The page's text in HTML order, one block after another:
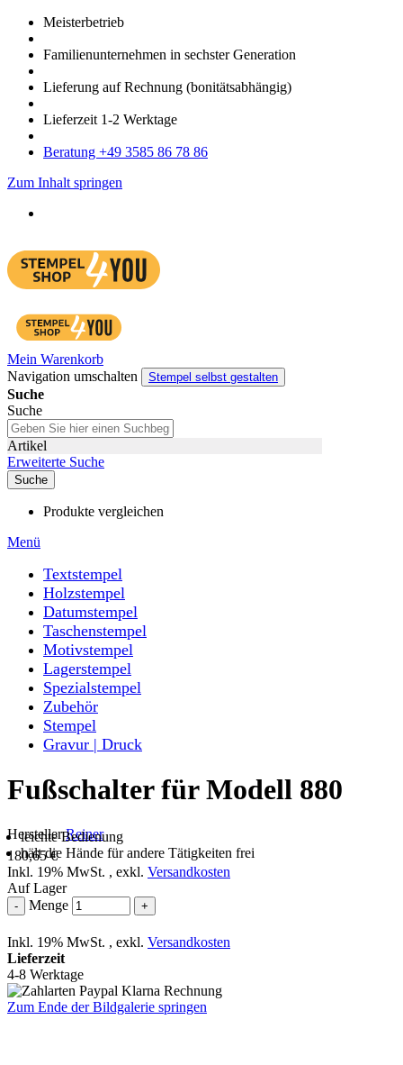
Meister­betrieb
Familien­unter­nehmen in sechster Gene­ration
Lieferung auf Rech­nung (bonitätsabhängig)
Liefer­zeit 1-2 Werk­tage
Bera­tung +49 3585 86 78 86
Zum Inhalt springen
Mein Warenkorb
Navigation umschalten
Stempel selbst gestalten
Suche
Suche
Artikel
Erweiterte Suche
Suche
Produkte vergleichen
Menü
Textstempel
Holzstempel
Datumstempel
Taschenstempel
Motivstempel
Lagerstempel
Spezialstempel
Zubehör
Stempel
Gravur | Druck
Fußschalter für Modell 880
HerstellerReiner
leichte Bedienung
hält die Hände für andere Tätigkeiten frei
180,65 €
Inkl. 19% MwSt. , exkl. Versandkosten
Auf Lager
- Menge +
Inkl. 19% MwSt. , exkl. Versandkosten
Lieferzeit
4-8 Werktage
Zum Ende der Bildgalerie springen